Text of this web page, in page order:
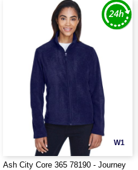
W1
Ash City Core 365 78190 - Journey